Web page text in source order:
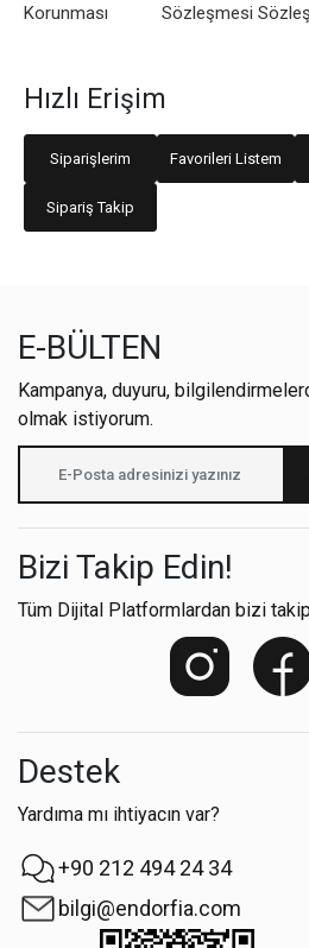
Korunması
Sözleşmesi
Hızlı Erişim
Siparişlerim Favorileri Listem
Sipariş Takip
E-BÜLTEN
Kampanya, duyuru,
olmak istiyorum.
Bizi Takip Edin!
Tüm Dijital Platformlardan bizi
Destek
Yardıma mı ihtiyacın var?
+90 212 494 24 34
bilgi@endorfia.com